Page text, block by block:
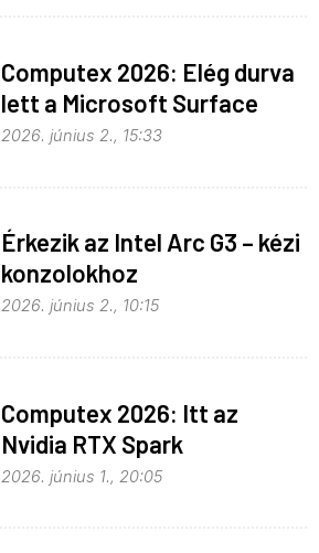
Computex 2026: Elég durva
lett a Microsoft Surface
Laptop Ultra
2026. június 2., 15:33
Érkezik az Intel Arc G3 – kézi
konzolokhoz
2026. június 2., 10:15
Computex 2026: Itt az
Nvidia RTX Spark
processzor
2026. június 1., 20:05